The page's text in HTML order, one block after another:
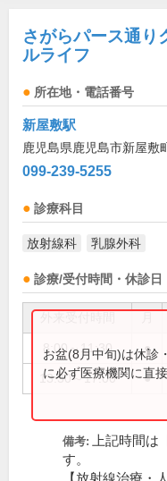
さがらパース通り
ルライフ
所在地・電話番号
新屋敷駅
鹿児島県鹿児島市新屋敷
099-239-5255
診療科目
放射線科 乳腺外科
診療/受付時間・休診日
8:00～11:30 ●
13:30～17:00 ●
お盆(8月中旬)は休診
に必ず医療機関に直
備考:
上記時間
す。